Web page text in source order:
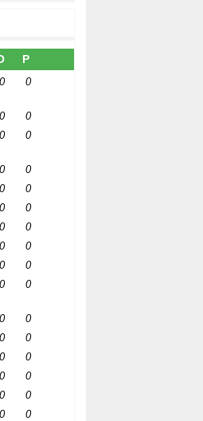
P
0 0
0
0
0 0
0
0
0
0
0
0
0
0
0
0
0
0
0 0
0
0
0
0
0
0
0
0
0
0
0
0